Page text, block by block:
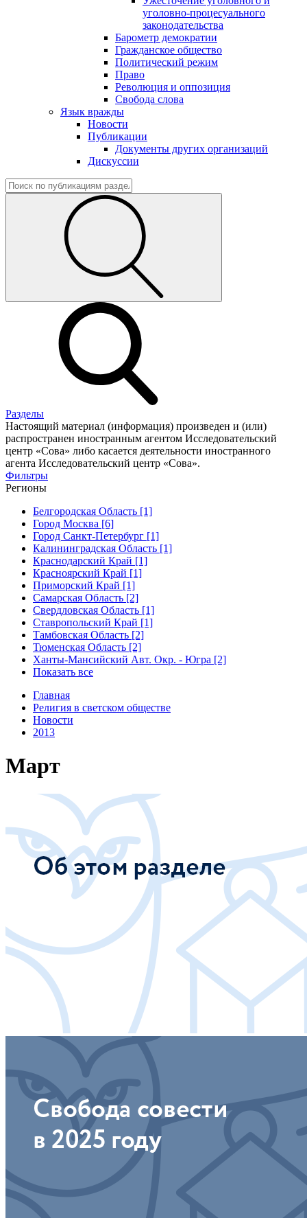
уголовно-процесуального
законодательства
Барометр демократии
Гражданское общество
Политический режим
Право
Революция и оппозиция
Свобода слова
Язык вражды
Новости
Публикации
Документы других организаций
Дискуссии
Разделы
Настоящий материал (информация) произведен и (или)
распространен иностранным агентом Исследовательский
центр «Сова» либо касается деятельности иностранного
агента Исследовательский центр «Сова».
Фильтры
Регионы
Белгородская Область [1]
Город Москва [6]
Город Санкт-Петербург [1]
Калининградская Область [1]
Краснодарский Край [1]
Красноярский Край [1]
Приморский Край [1]
Самарская Область [2]
Свердловская Область [1]
Ставропольский Край [1]
Тамбовская Область [2]
Тюменская Область [2]
Ханты-Мансийский Авт. Окр. - Югра [2]
Показать все
Главная
Религия в светском обществе
Новости
2013
Март